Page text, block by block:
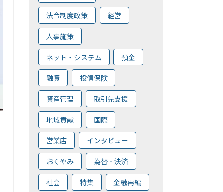
法令制度政策 経営
人事施策
ネット・システム 預金
融資 投信保険
資産管理 取引先支援
地域貢献 国際
営業店 インタビュー
おくやみ 為替・決済
社会 特集 金融再編